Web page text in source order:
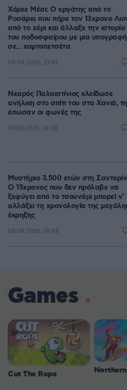
Χόρχε Μέσι: Ο εργάτης από το
Ροσάριο που πήρε τον 13χρονο
από το χέρι και άλλαξε την ιστορία
του ποδοσφαίρου με μια υπογραφή
σε... χαρτοπετσέτα
08.08.2026, 21:43
Νεαρός Παλαιστίνιος κλείδωσε
ανήλικη στο σπίτι του στα Χανιά,
έσωσαν οι φωνές της
09.08.2026, 10:38
Μυστήριο 3.500 ετών στη
Ο 15χρονος που δεν πρόλαβε να
ξεφύγει από το τσουνάμι μπορεί ν'
αλλάξει τη χρονολογία της
έκρηξης
08.08.2026, 18:08
Games
Cut The Rope